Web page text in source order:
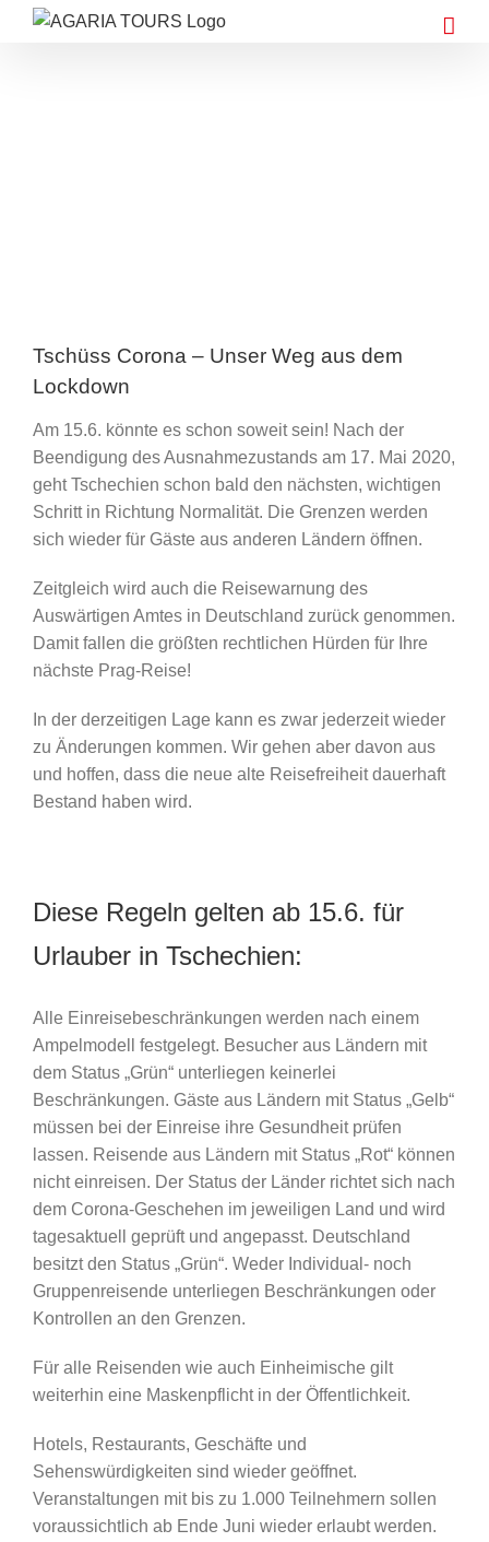
Zum
Tschüss Corona – Unser Weg aus dem
Lockdown
Am 15.6. könnte es schon soweit sein! Nach der
Beendigung des Ausnahmezustands am 17. Mai 2020,
geht Tschechien schon bald den nächsten, wichtigen
Schritt in Richtung Normalität. Die Grenzen werden
sich wieder für Gäste aus anderen Ländern öffnen.
Zeitgleich wird auch die Reisewarnung des
Auswärtigen Amtes in Deutschland zurück genommen.
Damit fallen die größten rechtlichen Hürden für Ihre
nächste Prag-Reise!
In der derzeitigen Lage kann es zwar jederzeit wieder
zu Änderungen kommen. Wir gehen aber davon aus
und hoffen, dass die neue alte Reisefreiheit dauerhaft
Bestand haben wird.
Diese Regeln gelten ab 15.6. für
Urlauber in Tschechien:
Alle Einreisebeschränkungen werden nach einem
Ampelmodell festgelegt. Besucher aus Ländern mit
dem Status „Grün“ unterliegen keinerlei
Beschränkungen. Gäste aus Ländern mit Status „Gelb“
müssen bei der Einreise ihre Gesundheit prüfen
lassen. Reisende aus Ländern mit Status „Rot“ können
nicht einreisen. Der Status der Länder richtet sich nach
dem Corona-Geschehen im jeweiligen Land und wird
tagesaktuell geprüft und angepasst. Deutschland
besitzt den Status „Grün“. Weder Individual- noch
Gruppenreisende unterliegen Beschränkungen oder
Kontrollen an den Grenzen.
Für alle Reisenden wie auch Einheimische gilt
weiterhin eine Maskenpflicht in der Öffentlichkeit.
Hotels, Restaurants, Geschäfte und
Sehenswürdigkeiten sind wieder geöffnet.
Veranstaltungen mit bis zu 1.000 Teilnehmern sollen
voraussichtlich ab Ende Juni wieder erlaubt werden.